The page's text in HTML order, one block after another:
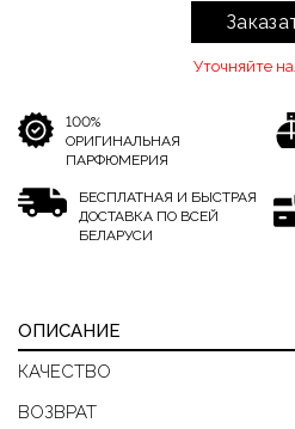
Уточняйте
100%
ОРИГИНАЛЬНАЯ
ПАРФЮМЕРИЯ
БЕСПЛАТНАЯ И БЫСТРАЯ
ДОСТАВКА ПО ВСЕЙ
БЕЛАРУСИ
ОПИСАНИЕ
КАЧЕСТВО
ВОЗВРАТ